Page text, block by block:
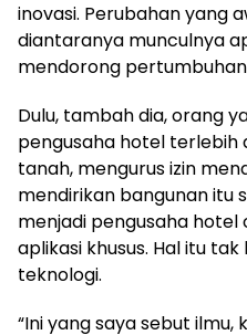
inovasi. Perubahan yang
diantaranya munculnya
mendorong
Dulu, tambah dia, orang
pengusaha hotel terlebih
tanah, mengurus izin
mendirikan bangunan itu
menjadi pengusaha hotel
aplikasi khusus. Hal itu
teknologi.
“Ini yang saya sebut ilmu,